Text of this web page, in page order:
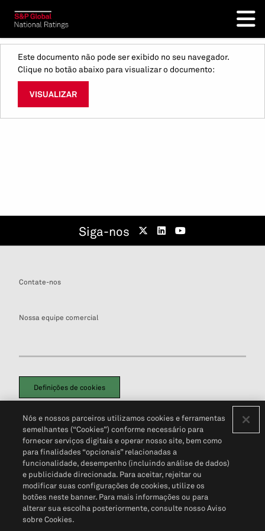
Este documento não pode ser exibido no seu navegador.
Clique no botão abaixo para visualizar o documento:
VISUALIZAR
Siga-nos
Contate-nos
Nossa equipe comercial
Definições de cookies
Política de PrivacidadePortal de privacidade do cliente (em inglês)
Não Venda Minhas Informações Pessoais© 2026 S&P Global
Nós e nossos parceiros utilizamos cookies e ferramentas
semelhantes (“Cookies”) conforme necessário para
fornecer serviços digitais e operar nosso site, bem como
para finalidades “opcionais” relacionadas a
funcionalidade, desempenho (incluindo análise de dados)
e publicidade direcionada. Para aceitar, rejeitar ou
modificar suas configurações de cookies, utilize os
botões neste banner. Para mais informações ou para
alterar sua escolha posteriormente, consulte nosso Aviso
sobre Cookies.